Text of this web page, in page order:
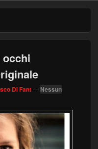
Di Fant— Nessun